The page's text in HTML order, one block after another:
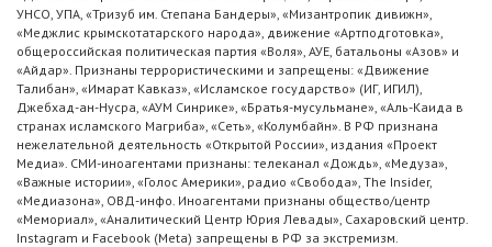
УНСО, УПА, «Тризуб им. Степана Бандеры», «Мизантропик дивижн»,
«Меджлис крымскотатарского народа», движение «Артподготовка»,
общероссийская политическая партия «Воля», АУЕ, батальоны «Азов» и
«Айдар». Признаны террористическими и запрещены: «Движение
Талибан», «Имарат Кавказ», «Исламское государство» (ИГ, ИГИЛ),
Джебхад-ан-Нусра, «АУМ Синрике», «Братья-мусульмане», «Аль-Каида в
странах исламского Магриба», «Сеть», «Колумбайн». В РФ признана
нежелательной деятельность «Открытой России», издания «Проект
Медиа». СМИ-иноагентами признаны: телеканал «Дождь», «Медуза»,
«Важные истории», «Голос Америки», радио «Свобода», The Insider,
«Медиазона», ОВД-инфо. Иноагентами признаны общество/центр
«Мемориал», «Аналитический Центр Юрия Левады», Сахаровский центр.
Instagram и Facebook (Metа) запрещены в РФ за экстремизм.